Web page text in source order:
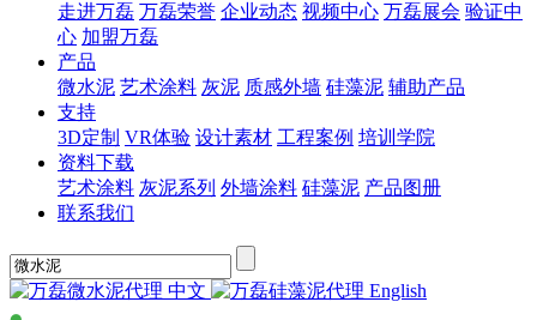
走进万磊 万磊荣誉 企业动态 视频中心 万磊展会 验证中
心 加盟万磊
产品
微水泥 艺术涂料 灰泥 质感外墙 硅藻泥 辅助产品
支持
3D定制 VR体验 设计素材 工程案例 培训学院
资料下载
艺术涂料 灰泥系列 外墙涂料 硅藻泥 产品图册
联系我们
中文 English